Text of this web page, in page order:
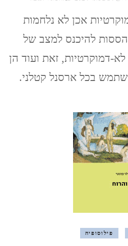
הנצחי
עמנואל
ההסברים
השלום
אכן לא נלחמות
להיכנס למצב של
דמוקרטיות, זאת ועוד הן
בכל ארסנל קטלני.
פילוסופיה